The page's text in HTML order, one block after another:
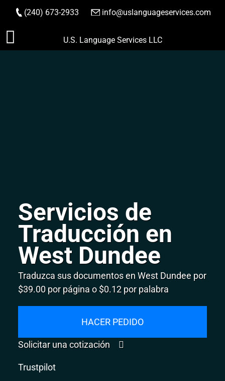
Saltar
(240) 673-2933 info@uslanguageservices.com
HACER PEDIDO
U.S. Language Services LLC
Servicios de
Traducción en
West Dundee
Traduzca sus documentos en West Dundee por
$39.00 por página o $0.12 por palabra
HACER PEDIDO
Solicitar una cotización
Trustpilot